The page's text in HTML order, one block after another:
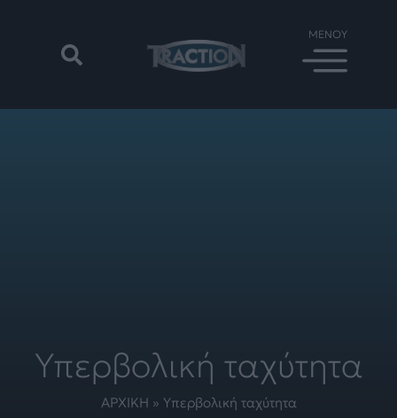
Υπερβολική ταχύτητα
ΑΡΧΙΚΗ » Υπερβολική ταχύτητα